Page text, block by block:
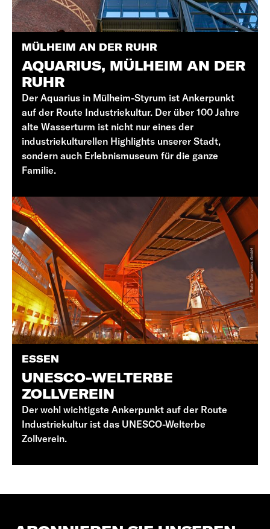
Lichtkünstler aus der gesamten Welt
haben die Kellergewölbe der ehemaligen
Brauerei mit außergewöhnlichen
Lichtinstallationen veredelt. In der
schönen Altstadt finden sich zahlreiche
Restaurants und Cafés. Alle zwei Jahre
gehört das Event „Un(n)a Festa Italiana“ zu
den Highlights der Stadt.
MÜLHEIM AN DER RUHR
AQUARIUS, MÜLHEIM AN DER
RUHR
Der Aquarius in Mülheim-Styrum ist Ankerpunkt
auf der Route Industriekultur. Der über 100 Jahre
alte Wasserturm ist nicht nur eines der
industriekulturellen Highlights unserer Stadt,
sondern auch Erlebnismuseum für die ganze
Familie.
ESSEN
UNESCO-WELTERBE
ZOLLVEREIN
Der wohl wichtigste Ankerpunkt auf der Route
Industriekultur ist das UNESCO-Welterbe
Zollverein.